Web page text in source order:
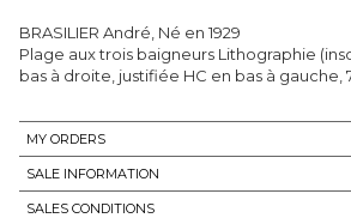
BRASILIER André, Né en 1929
Plage aux trois baigneurs Lithographie
bas à droite, justifiée HC en bas à gauche,
MY ORDERS
SALE INFORMATION
SALES CONDITIONS